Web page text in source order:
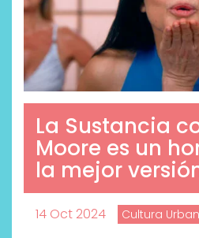
La Sustancia
Moore es un
la mejor
14 Oct 2024 Cultura